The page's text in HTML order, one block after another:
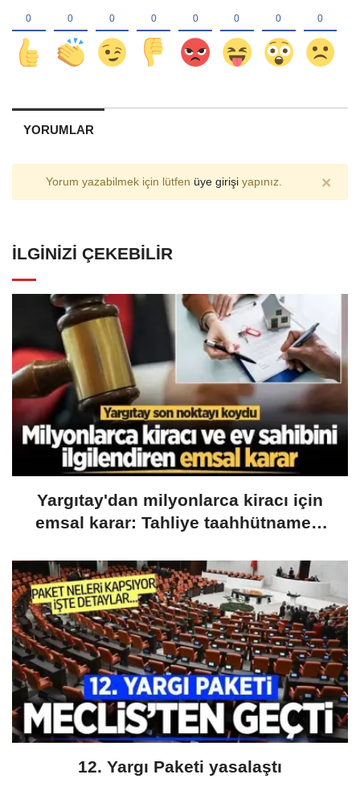
YORUMLAR
Yorum yazabilmek için lütfen üye girişiyapınız. ×
İLGINIZI ÇEKEBILIR
Yargıtay'dan milyonlarca kiracı için
emsal karar: Tahliye taahhütnamesi
12. Yargı Paketi yasalaştı